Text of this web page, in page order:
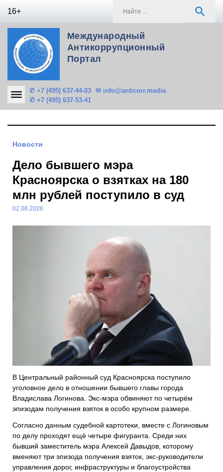
16+ search
Международный
Антикоррупционный
Портал
✆ +7 (495) 637-44-03
✆ +7 (495) 637-53-41
✉ info@anticorr.media
Новости
Дело бывшего мэра
Красноярска о взятках на 180
млн рублей поступило в суд
02.06.2026
В Центральный районный суд Красноярска поступило
уголовное дело в отношении бывшего главы города
Владислава Логинова. Экс-мэра обвиняют по четырём
эпизодам получения взяток в особо крупном размере.
Согласно данным судебной картотеки, вместе с Логиновым
по делу проходят ещё четыре фигуранта. Среди них
бывший заместитель мэра Алексей Давыдов, которому
вменяют три эпизода получения взяток, экс-руководители
управления дорог, инфраструктуры и благоустройства